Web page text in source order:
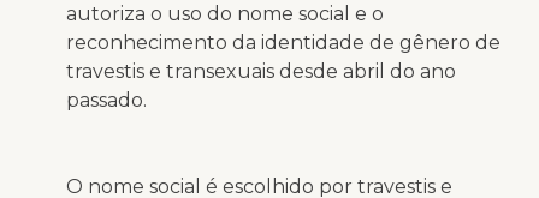
autoriza o uso do nome social e o
reconhecimento da identidade de gênero de
travestis e transexuais desde abril do ano
passado.
O nome social é escolhido por travestis e